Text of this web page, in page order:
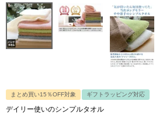
まとめ買い15％OFF対象 ギフトラッピング対応
デイリー使いのシンプルタオル